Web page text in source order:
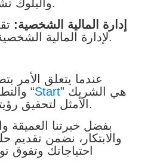
والبلوك تشين.
إدارة المالية الشخصية:
لإدارة المالية الشخصية والاستثمارات.
عندما يتعلق الأمر
والتطبيقات، فإن شركة “Start” هي الشريك
الأمثل لتحقيق رؤيتك الرقمية.
بفضل خبرتنا العميقة
والابتكار، نضمن تقديم
احتياجاتك وتفوق